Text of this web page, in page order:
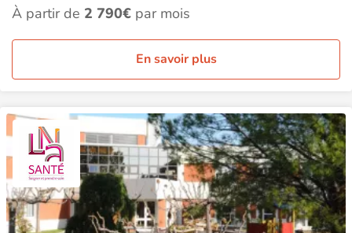
À partir de 2 790€ par mois
En savoir plus